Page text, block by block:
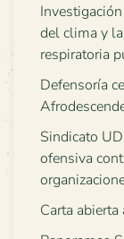
del clima y
respiratoria
Defensoría
Sindicato
ofensiva
Carta